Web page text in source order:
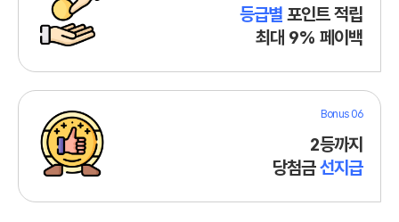
등급별 포인트 적립
최대 9% 페이백
Bonus 06
2등까지
당첨금선지급